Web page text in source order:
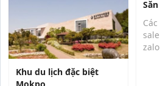
dụng hiệu quả và tr...
Khu du lịch đặc biệt